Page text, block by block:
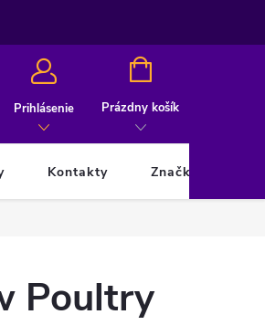
Prihlásenie
NÁKUPNÝ
Prázdny košík
Kontakty Značky
Poultry